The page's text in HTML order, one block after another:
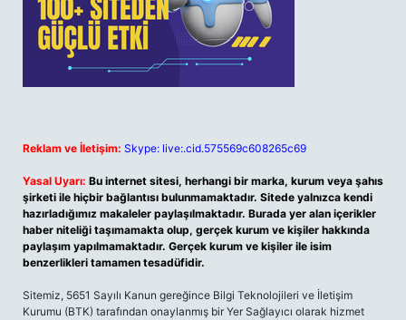
Reklam ve İletişim: Skype: live:.cid.575569c608265c69
Yasal Uyarı: Bu internet sitesi, herhangi bir marka, kurum veya şahıs
şirketi ile hiçbir bağlantısı bulunmamaktadır. Sitede yalnızca kendi
hazırladığımız makaleler paylaşılmaktadır. Burada yer alan içerikler
haber niteliği taşımamakta olup, gerçek kurum ve kişiler hakkında
paylaşım yapılmamaktadır. Gerçek kurum ve kişiler ile isim
benzerlikleri tamamen tesadüfidir.
Sitemiz, 5651 Sayılı Kanun gereğince Bilgi Teknolojileri ve İletişim
Kurumu (BTK) tarafından onaylanmış bir Yer Sağlayıcı olarak hizmet